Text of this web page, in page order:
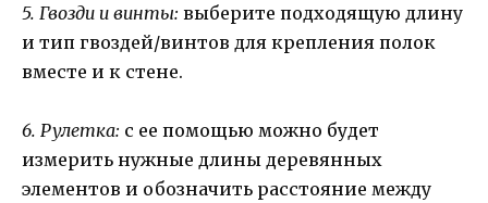
5. Гвозди и винты: выберите подходящую длину
и тип гвоздей/винтов для крепления полок
вместе и к стене.
6. Рулетка: с ее помощью можно будет
измерить нужные длины деревянных
элементов и обозначить расстояние между